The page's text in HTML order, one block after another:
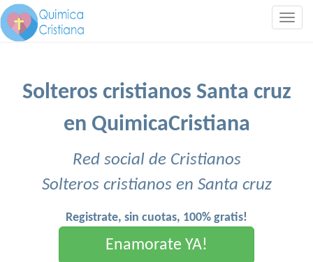
Solteros cristianos Santa cruz
en QuimicaCristiana
Red social de Cristianos
Solteros cristianos en Santa cruz
Registrate, sin cuotas, 100% gratis!
Enamorate YA!